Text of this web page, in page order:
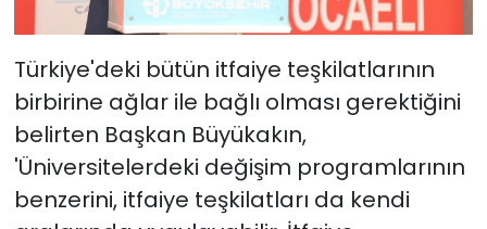
Türkiye'deki bütün itfaiye teşkilatlarının
birbirine ağlar ile bağlı olması gerektiğini
belirten Başkan Büyükakın,
'Üniversitelerdeki değişim programlarının
benzerini, itfaiye teşkilatları da kendi